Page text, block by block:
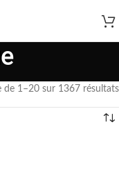
de 1–20 sur 1367 résultats